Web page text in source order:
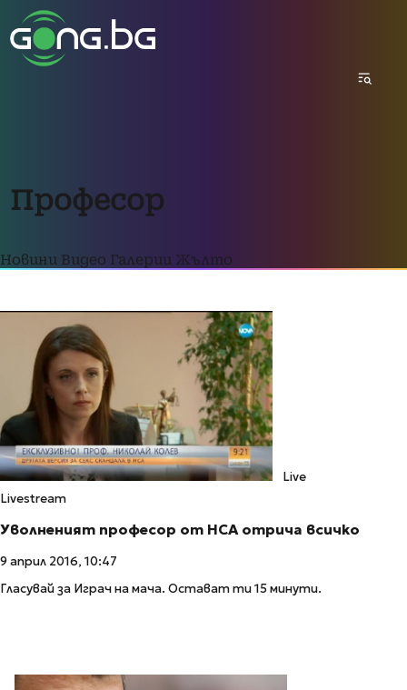
Професор
Новини Видео Галерии Жълто
Live
Livestream
Уволненият професор от НСА отрича всичко
9 април 2016, 10:47
Гласувай за Играч на мача. Остават ти 15 минути.